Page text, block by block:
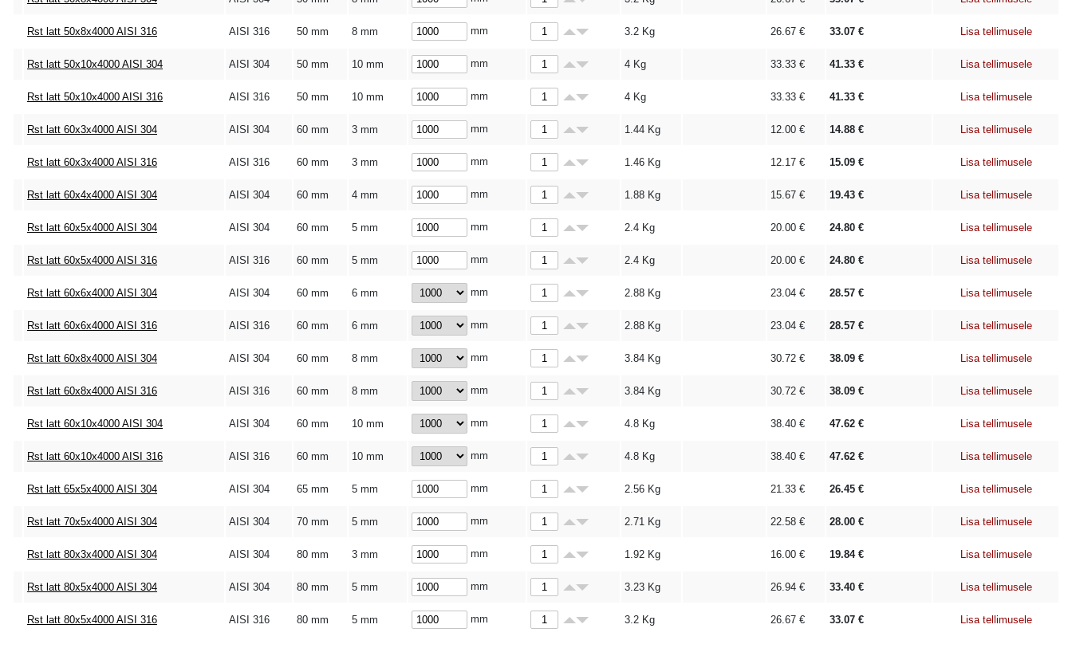
Rst latt 50x8x4000 AISI 316 AISI 316 50 mm 8 mm mm 3.2 Kg 26.67 € 33.07 € Lisa tellimusele
Rst latt 50x10x4000 AISI 304 AISI 304 50 mm 10 mm mm 4 Kg 33.33 € 41.33 € Lisa tellimusele
Rst latt 50x10x4000 AISI 316 AISI 316 50 mm 10 mm mm 4 Kg 33.33 € 41.33 € Lisa tellimusele
Rst latt 60x3x4000 AISI 304 AISI 304 60 mm 3 mm mm 1.44 Kg 12.00 € 14.88 € Lisa tellimusele
Rst latt 60x3x4000 AISI 316 AISI 316 60 mm 3 mm mm 1.46 Kg 12.17 € 15.09 € Lisa tellimusele
Rst latt 60x4x4000 AISI 304 AISI 304 60 mm 4 mm mm 1.88 Kg 15.67 € 19.43 € Lisa tellimusele
Rst latt 60x5x4000 AISI 304 AISI 304 60 mm 5 mm mm 2.4 Kg 20.00 € 24.80 € Lisa tellimusele
Rst latt 60x5x4000 AISI 316 AISI 316 60 mm 5 mm mm 2.4 Kg 20.00 € 24.80 € Lisa tellimusele
Rst latt 60x6x4000 AISI 304 AISI 304 60 mm 6 mm mm 2.88 Kg 23.04 € 28.57 € Lisa tellimusele
Rst latt 60x6x4000 AISI 316 AISI 316 60 mm 6 mm mm 2.88 Kg 23.04 € 28.57 € Lisa tellimusele
Rst latt 60x8x4000 AISI 304 AISI 304 60 mm 8 mm mm 3.84 Kg 30.72 € 38.09 € Lisa tellimusele
Rst latt 60x8x4000 AISI 316 AISI 316 60 mm 8 mm mm 3.84 Kg 30.72 € 38.09 € Lisa tellimusele
Rst latt 60x10x4000 AISI 304 AISI 304 60 mm 10 mm mm 4.8 Kg 38.40 € 47.62 € Lisa tellimusele
Rst latt 60x10x4000 AISI 316 AISI 316 60 mm 10 mm mm 4.8 Kg 38.40 € 47.62 € Lisa tellimusele
Rst latt 65x5x4000 AISI 304 AISI 304 65 mm 5 mm mm 2.56 Kg 21.33 € 26.45 € Lisa tellimusele
Rst latt 70x5x4000 AISI 304 AISI 304 70 mm 5 mm mm 2.71 Kg 22.58 € 28.00 € Lisa tellimusele
Rst latt 80x3x4000 AISI 304 AISI 304 80 mm 3 mm mm 1.92 Kg 16.00 € 19.84€ Lisa tellimusele
Rst latt 80x5x4000 AISI 304 AISI 304 80 mm 5 mm mm 3.23 Kg 26.94 € 33.40 € Lisa tellimusele
Rst latt 80x5x4000 AISI 316 AISI 316 80 mm 5 mm mm 3.2 Kg 26.67 € 33.07 € Lisa tellimusele